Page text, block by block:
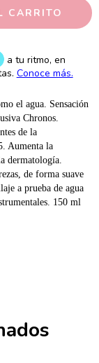
el agua. Sensación
Chronos.
de la
Aumenta la
dermatología.
de forma suave
a prueba de agua
150 ml